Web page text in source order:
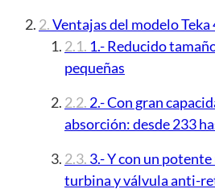
Ventajas del modelo
1.- Reducido
pequeñas
2.- Con gran
absorción: desde 233
3.- Y con un
turbina y válvula anti-